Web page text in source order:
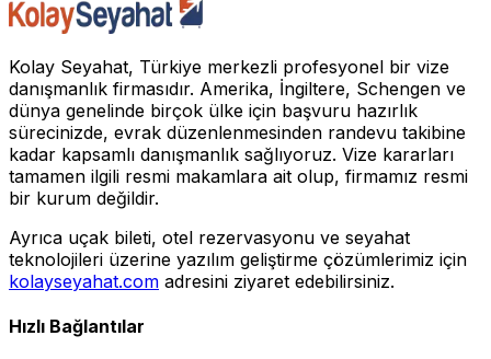
Kolay Seyahat, Türkiye merkezli profesyonel bir vize
danışmanlık firmasıdır. Amerika, İngiltere, Schengen ve
dünya genelinde birçok ülke için başvuru hazırlık
sürecinizde, evrak düzenlenmesinden randevu takibine
kadar kapsamlı danışmanlık sağlıyoruz. Vize kararları
tamamen ilgili resmi makamlara ait olup, firmamız resmi
bir kurum değildir.
Ayrıca uçak bileti, otel rezervasyonu ve seyahat
teknolojileri üzerine yazılım geliştirme çözümlerimiz için
kolayseyahat.com adresini ziyaret edebilirsiniz.
Hızlı Bağlantılar